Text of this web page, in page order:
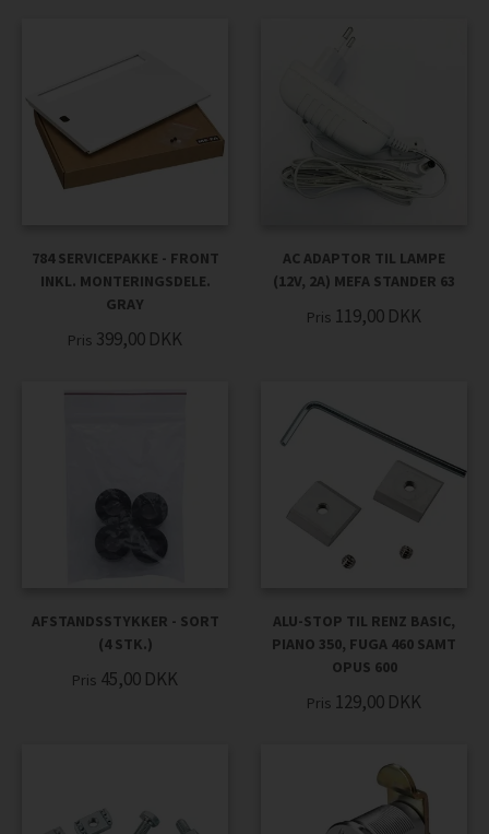
784 SERVICEPAKKE - FRONT
INKL. MONTERINGSDELE.
GRAY
Pris 399,00 DKK
AC ADAPTOR TIL LAMPE
(12V, 2A) MEFA STANDER 63
Pris 119,00 DKK
AFSTANDSSTYKKER - SORT
(4 STK.)
Pris 45,00 DKK
ALU-STOP TIL RENZ BASIC,
PIANO 350, FUGA 460 SAMT
OPUS 600
Pris 129,00 DKK